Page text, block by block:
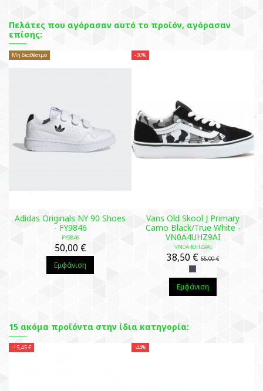
Πελάτες που αγόρασαν αυτό το προϊόν, αγόρασαν
επίσης:
Μη διαθέσιμο
Adidas Originals NY 90 Shoes
- FY9846
FY9846
50,00 €
Εμφάνιση
-30%
Vans Old Skool J Primary
Camo Black/True White -
VN0A4UHZ9AI
VN0A4UHZ9AI
38,50 € 55,00 €
Εμφάνιση
15 ακόμα προϊόντα στην ίδια κατηγορία:
-15,45 € -44%